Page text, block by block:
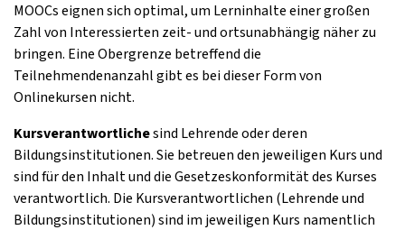
MOOCs eignen sich optimal, um Lerninhalte einer großen
Zahl von Interessierten zeit- und ortsunabhängig näher zu
bringen. Eine Obergrenze betreffend die
Teilnehmendenanzahl gibt es bei dieser Form von
Onlinekursen nicht.
Kursverantwortlichesind Lehrende oder deren
Bildungsinstitutionen. Sie betreuen den jeweiligen Kurs und
sind für den Inhalt und die Gesetzeskonformität des Kurses
verantwortlich. Die Kursverantwortlichen (Lehrende und
Bildungsinstitutionen) sind im jeweiligen Kurs namentlich